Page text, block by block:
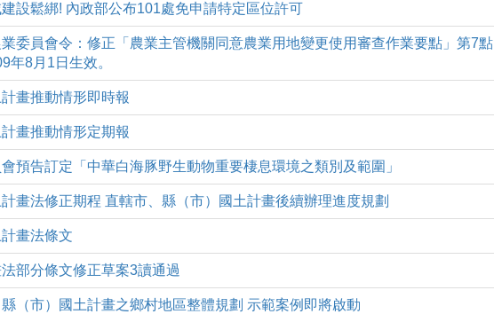
設鬆綁! 內政部公布101處免申請特定區位許可
委員會令：修正「農業主管機關同意農業用地變更使用審查作業要點」第7點
年8月1日生效。
畫推動情形即時報
畫推動情形定期報
預告訂定「中華白海豚野生動物重要棲息環境之類別及範圍」
畫法修正期程 直轄市、縣（市）國土計畫後續辦理進度規劃
畫法條文
部分條文修正草案3讀通過
（市）國土計畫之鄉村地區整體規劃 示範案例即將啟動